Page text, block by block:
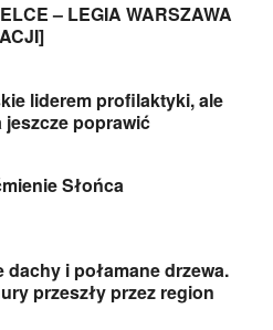
– LEGIA WARSZAWA
liderem profilaktyki, ale
jeszcze poprawić
Słońca
dachy i połamane drzewa.
przeszły przez region